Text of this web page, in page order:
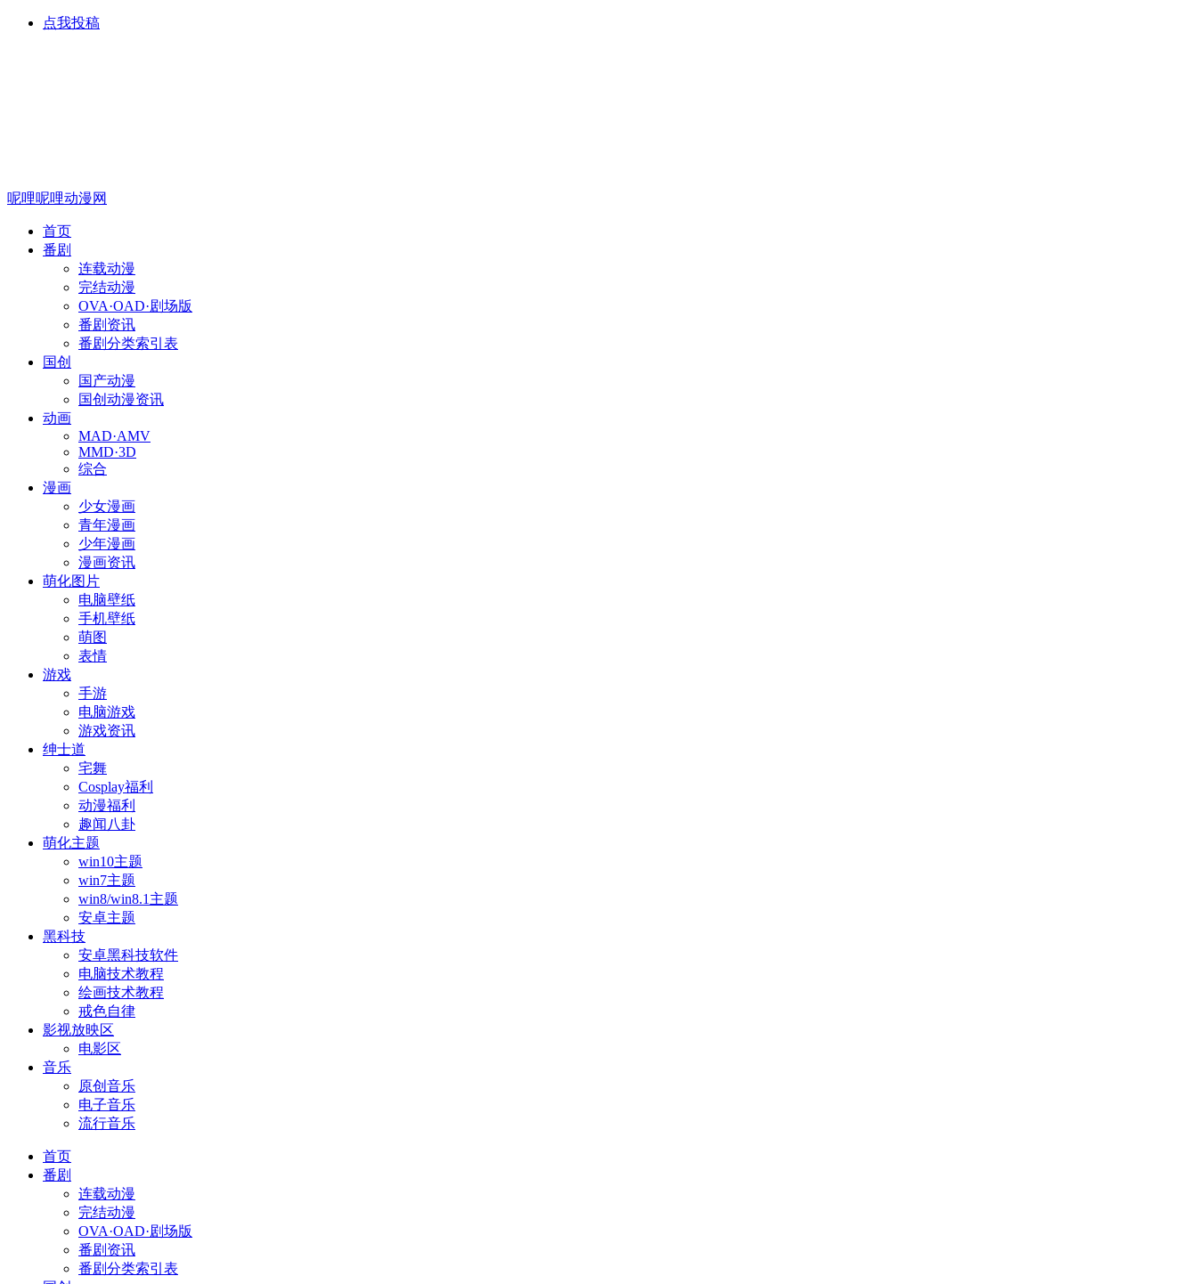
点我投稿
呢哩呢哩动漫网
首页
番剧
连载动漫
完结动漫
OVA·OAD·剧场版
番剧资讯
番剧分类索引表
国创
国产动漫
国创动漫资讯
动画
MAD·AMV
MMD·3D
综合
漫画
少女漫画
青年漫画
少年漫画
漫画资讯
萌化图片
电脑壁纸
手机壁纸
萌图
表情
游戏
手游
电脑游戏
游戏资讯
绅士道
宅舞
Cosplay福利
动漫福利
趣闻八卦
萌化主题
win10主题
win7主题
win8/win8.1主题
安卓主题
黑科技
安卓黑科技软件
电脑技术教程
绘画技术教程
戒色自律
影视放映区
电影区
音乐
原创音乐
电子音乐
流行音乐
首页
番剧
连载动漫
完结动漫
OVA·OAD·剧场版
番剧资讯
番剧分类索引表